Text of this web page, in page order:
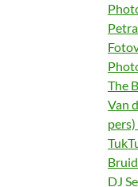
The
Van
DJ